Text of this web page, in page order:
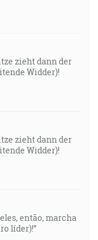
zieht dann der
Widder)!
zieht dann der
Widder)!
então, marcha
líder)!”